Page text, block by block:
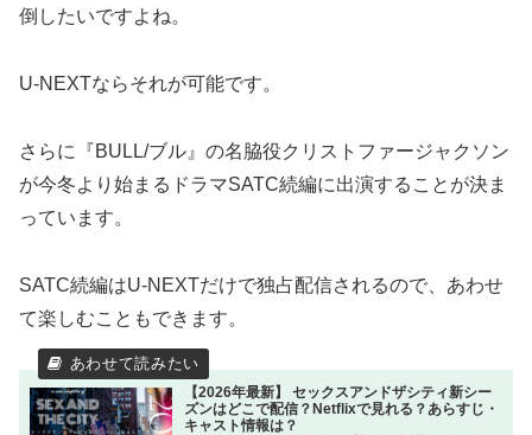
倒したいですよね。
U-NEXTならそれが可能です。
さらに『BULL/ブル』の名脇役クリストファージャクソン
が今冬より始まるドラマSATC続編に出演することが決ま
っています。
SATC続編はU-NEXTだけで独占配信されるので、あわせ
て楽しむこともできます。
【2026年最新】 セックスアンドザシティ新シー
ズンはどこで配信？Netflixで見れる？あらすじ・
キャスト情報は？